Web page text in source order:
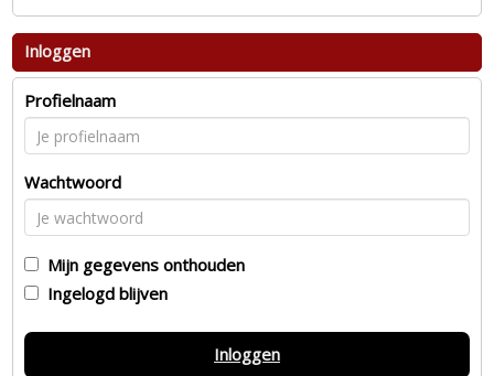
Inloggen
Profielnaam
Wachtwoord
Mijn gegevens onthouden
Ingelogd blijven
Inloggen